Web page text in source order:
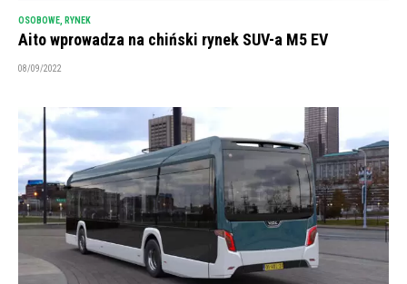
OSOBOWE RYNEK
Aito wprowadza na chiński rynek SUV-a M5 EV
08/09/2022